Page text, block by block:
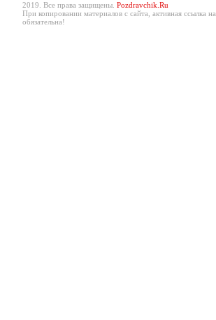
2019. Все права защищены. Pozdravchik.Ru
При копировании материалов с сайта, активная ссылка на
обязательна!